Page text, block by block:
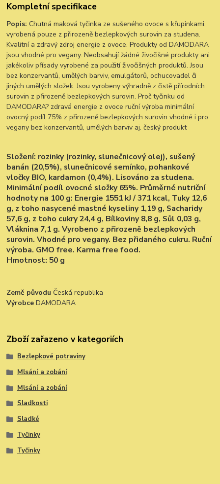
Kompletní specifikace
Popis: Chutná maková tyčinka ze sušeného ovoce s křupinkami,
vyrobená pouze z přirozeně bezlepkových surovin za studena.
Kvalitní a zdravý zdroj energie z ovoce. Produkty od DAMODARA
jsou vhodné pro vegany. Neobsahují žádné živočišné produkty ani
jakékoliv přísady vyrobené za použití živočišných produktů. Jsou
bez konzervantů, umělých barviv, emulgátorů, ochucovadel či
jiných umělých složek. Jsou vyrobeny výhradně z čistě přírodních
surovin z přirozeně bezlepkových surovin. Proč tyčinku od
DAMODARA? zdravá energie z ovoce ruční výroba minimální
ovocný podíl 75% z přirozeně bezlepkových surovin vhodné i pro
vegany bez konzervantů, umělých barviv aj. český produkt
Složení: rozinky (rozinky, slunečnicový olej), sušený
banán (20,5%), slunečnicové semínko, pohankové
vločky BIO, kardamon (0,4%). Lisováno za studena.
Minimální podíl ovocné složky 65%. Průměrné nutriční
hodnoty na 100 g: Energie 1551 kJ / 371 kcal, Tuky 12,6
g, z toho nasycené mastné kyseliny 1,19 g, Sacharidy
57,6 g, z toho cukry 24,4 g, Bílkoviny 8,8 g, Sůl 0,03 g,
Vláknina 7,1 g. Vyrobeno z přirozeně bezlepkových
surovin. Vhodné pro vegany. Bez přidaného cukru. Ruční
výroba. GMO free. Karma free food.
Hmotnost: 50 g
Země původu Česká republika
VýrobceDAMODARA
Zboží zařazeno v kategoriích
Bezlepkové potraviny
Mlsání a zobání
Mlsání a zobání
Sladkosti
Sladké
Tyčinky
Tyčinky